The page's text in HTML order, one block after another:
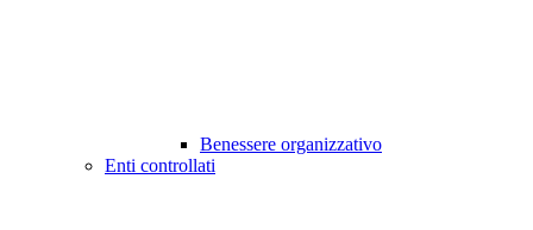
Benessere organizzativo
Enti controllati